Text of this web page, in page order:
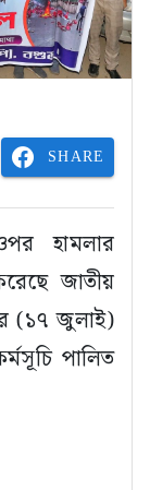
SHARE
হামলার
জাতীয়
(১৭ জুলাই)
পালিত